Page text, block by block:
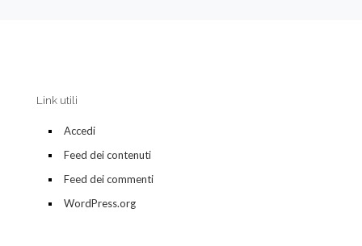
Link utili
Accedi
Feed dei contenuti
Feed dei commenti
WordPress.org